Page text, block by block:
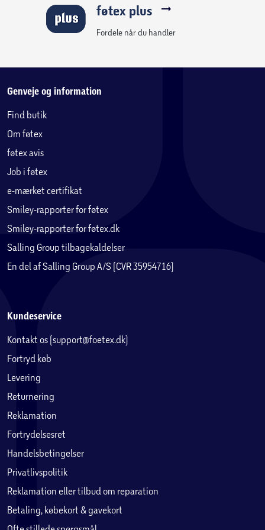
dermed mobile at flytte rundt på terrassen.
Stål er et utroligt stærkt og holdbart materiale, som tåler
Stålet er på de fleste havemøbler overfladebehandlet, for
Vedligeholdelse af stål møbler:
- Minimal vedligeholdelse, anvend blot vand og sæbe ved
- Det anbefales, at havemøbler i stål opbevares tørt
udenfor sæson.
føtex plus
Fordele når du handler
Genveje og information
Find butik
Om føtex
føtex avis
Job i føtex
e-mærket certifikat
Smiley-rapporter for føtex
Smiley-rapporter for føtex.dk
Salling Group tilbagekaldelser
En del af Salling Group A/S (CVR 35954716)
Kundeservice
Kontakt os (support@foetex.dk)
Fortryd køb
Levering
Returnering
Reklamation
Fortrydelsesret
Handelsbetingelser
Privatlivspolitik
Reklamation eller tilbud om reparation
Betaling, købekort & gavekort